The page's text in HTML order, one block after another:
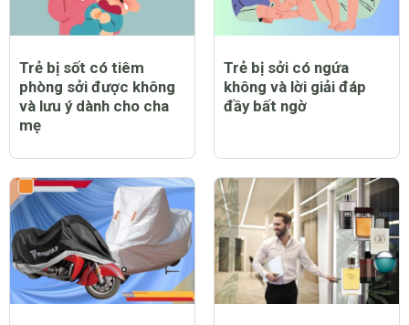
Trẻ bị sốt có tiêm
phòng sởi được không
và lưu ý dành cho cha
mẹ
Trẻ bị sởi có ngứa
không và lời giải đáp
đầy bất ngờ